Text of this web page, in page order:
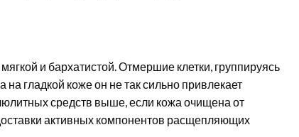
и бархатистой. Отмершие клетки, группируясь
гладкой коже он не так сильно привлекает
средств выше, если кожа очищена от
активных компонентов расщепляющих